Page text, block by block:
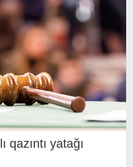
yatağı